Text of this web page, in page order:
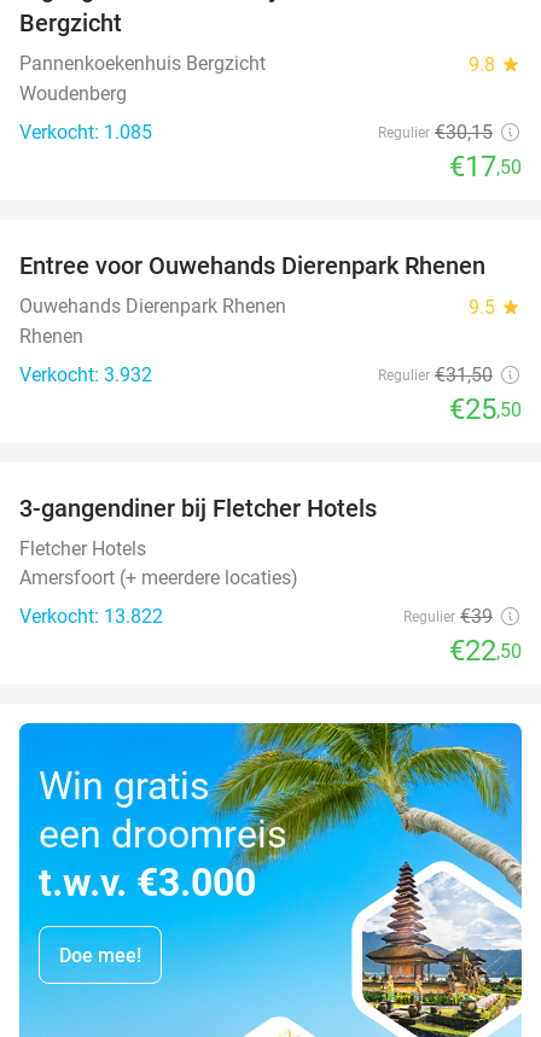
Bergzicht
Pannenkoekenhuis Bergzicht 9.8 star
Woudenberg
Verkocht: 1.085
Regulier €30,15
€17,50
19%
Entree voor Ouwehands Dierenpark Rhenen
Ouwehands Dierenpark Rhenen 9.5 star
Rhenen
Verkocht: 3.932
Regulier €31,50
€25,50
3-gangendiner bij Fletcher Hotels
Fletcher Hotels
Amersfoort (+ meerdere locaties)
Verkocht: 13.822
Regulier €39
€22,50
Win gratis
een droomreis
t.w.v. €3.000
Doe mee!